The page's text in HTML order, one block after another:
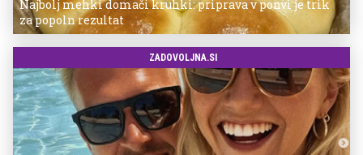
Najbolj mehki domači kruhki: priprava v ponvi je trik
za popoln rezultat
ZADOVOLJNA.SI